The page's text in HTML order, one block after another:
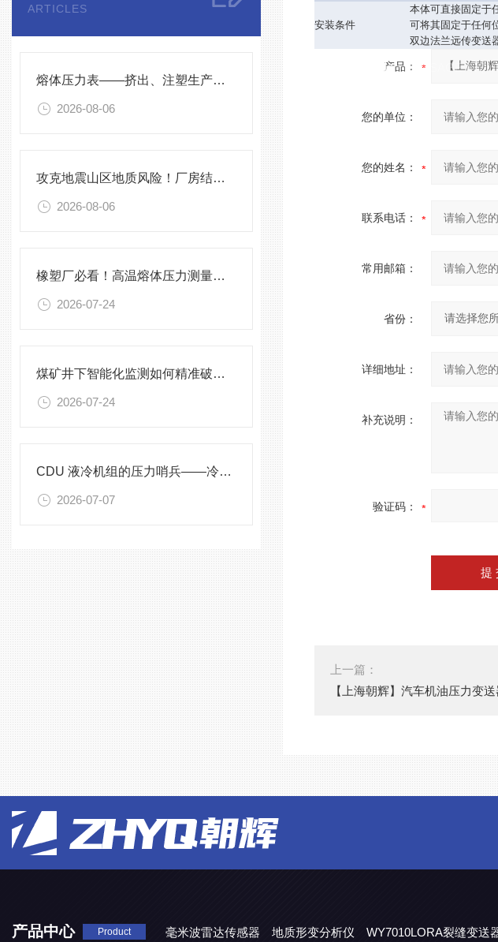
ARTICLES
熔体压力表——挤出、注塑生产线的品质命脉！
2026-08-06
攻克地震山区地质风险！厂房结构在线安全监测解决方案应用。
2026-08-06
橡塑厂必看！高温熔体压力测量的4大致命痛点，90%工厂都在踩坑
2026-07-24
煤矿井下智能化监测如何精准破解？
2026-07-24
CDU 液冷机组的压力哨兵——冷却液专用压力变送器
2026-07-07
安装条件
本体可直接固定于
可将其固定于任何
双边法兰远传变送
留言询价 / MESSAGE
产品：
您的单位：
您的姓名：
联系电话：
常用邮箱：
省份：
详细地址：
补充说明：
验证码：
上一篇：
【上海朝辉】汽车机油压力变送
产品中心 Product 毫米波雷达传感器 地质形变分析仪 WY7010LORA裂缝变送